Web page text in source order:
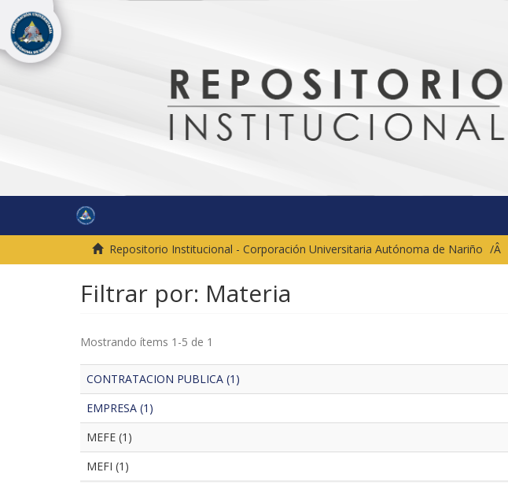
Repositorio Institucional - Corporación Universitaria Autónoma de Nariño
Filtrar por: Materia
Mostrando ítems 1-5 de 1
CONTRATACION PUBLICA (1)
EMPRESA (1)
MEFE (1)
MEFI (1)